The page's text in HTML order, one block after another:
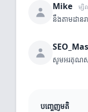
Mike ម្
នឹងតាមដាន
សូមអរគុណស
បញ្ចេញមតិ